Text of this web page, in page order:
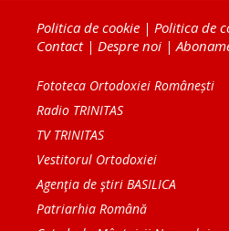
Politica de cookie | Politica de
Contact| Despre noi |
Fototeca Ortodoxiei Românești
Radio TRINITAS
TV TRINITAS
Vestitorul Ortodoxiei
Agenţia de ştiri BASILICA
Patriarhia Română